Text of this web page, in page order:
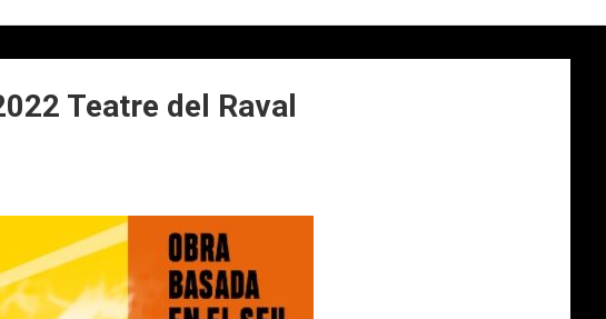
Teatre del Raval